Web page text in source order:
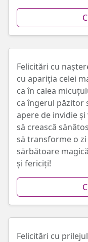
Felicitări cu
cu apariția celei
ca în calea
ca îngerul păzitor
apere de invidie
să crească
să transforme o
sărbătoare
și fericiți!
Felicitări cu